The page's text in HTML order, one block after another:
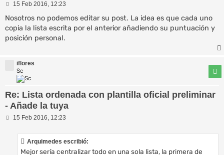
M
n
a
j
15 Feb 2016, 12:23
Nosotros no podemos editar su post. La idea es que cada uno
copia la lista escrita por el anterior añadiendo su puntuación y
posición personal.
iflores
Sc
Re: Lista ordenada con plantilla oficial preliminar
- Añade la tuya
M15 Feb 2016, 12:23
Arquimedes escribió:
Mejor sería centralizar todo en una sola lista, la primera de